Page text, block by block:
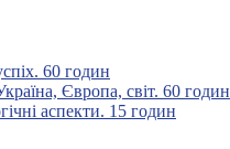
60 годин
Європа, світ. 60 годин
аспекти. 15 годин